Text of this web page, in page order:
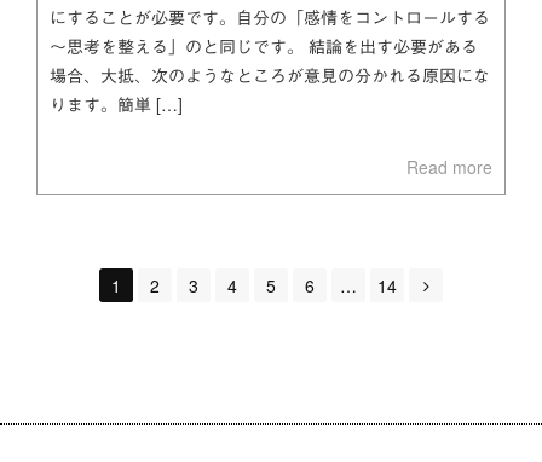
にすることが必要です。自分の「感情をコントロールする
～思考を整える」のと同じです。 結論を出す必要がある
場合、大抵、次のようなところが意見の分かれる原因にな
ります。簡単 […]
Read more
Posts
navigation
1 2 3 4 5 6 … 14